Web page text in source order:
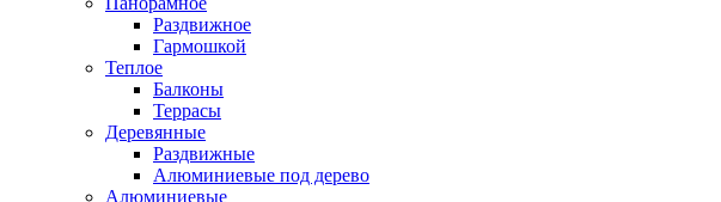
Раздвижное
Гармошкой
Теплое
Балконы
Террасы
Деревянные
Раздвижные
Алюминиевые под дерево
Алюминиевые